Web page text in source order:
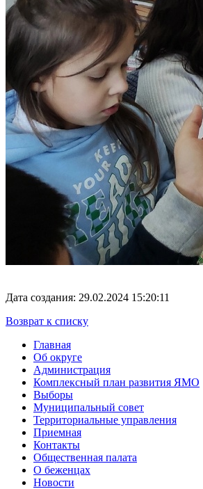
Дата создания: 29.02.2024 15:20:11
Возврат к списку
Главная
Об округе
Администрация
Комплексный план развития ЯМО
Выборы
Муниципальный совет
Территориальные управления
Приемная
Контакты
Общественная палата
О беженцах
Новости